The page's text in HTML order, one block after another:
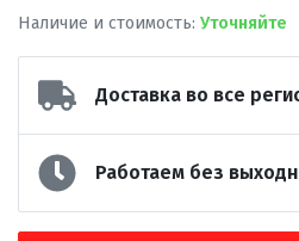
Наличие и стоимость: Уточняйте
Доставка во все
Работаем без